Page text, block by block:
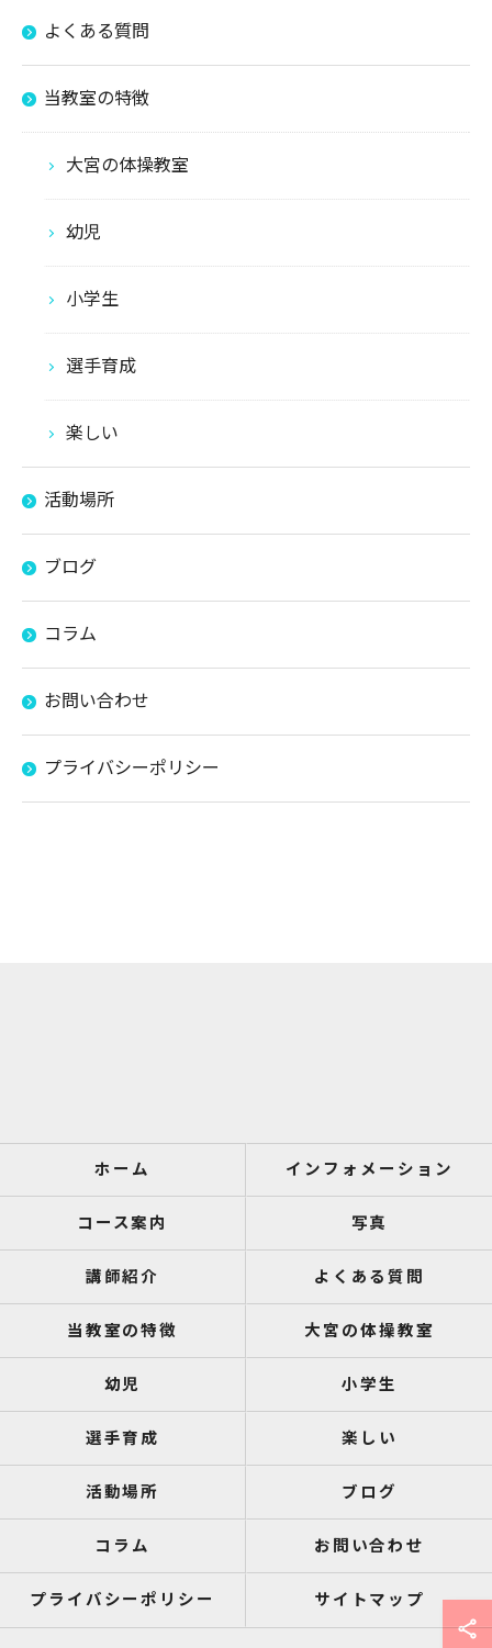
よくある質問
当教室の特徴
大宮の体操教室
幼児
小学生
選手育成
楽しい
活動場所
ブログ
コラム
お問い合わせ
プライバシーポリシー
ホーム インフォメーション
コース案内 写真
講師紹介 よくある質問
当教室の特徴 大宮の体操教室
幼児 小学生
選手育成 楽しい
活動場所 ブログ
コラム お問い合わせ
プライバシーポリシー サイトマップ
お問い合わせはこちら